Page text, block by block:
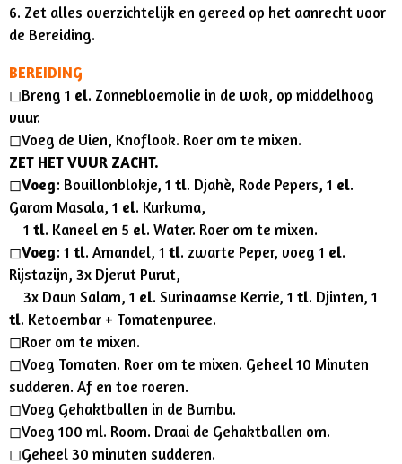
6. Zet alles overzichtelijk en gereed op het aanrecht voor
de Bereiding.
BEREIDING
◻︎Breng 1 el. Zonnebloemolie in de wok, op middelhoog
vuur.
◻︎Voeg de Uien, Knoflook. Roer om te mixen.
ZET HET VUUR ZACHT.
◻︎Voeg: Bouillonblokje, 1 tl. Djahè, Rode Pepers, 1 el.
Garam Masala, 1 el. Kurkuma,
1 tl. Kaneel en 5 el. Water. Roer om te mixen.
◻︎Voeg: 1 tl. Amandel, 1 tl. zwarte Peper, voeg 1 el.
Rijstazijn, 3x Djerut Purut,
3x Daun Salam, 1 el. Surinaamse Kerrie, 1 tl. Djinten, 1
tl. Ketoembar + Tomatenpuree.
◻︎Roer om te mixen.
◻︎Voeg Tomaten. Roer om te mixen. Geheel 10 Minuten
sudderen. Af en toe roeren.
◻︎Voeg Gehaktballen in de Bumbu.
◻︎Voeg 100 ml. Room. Draai de Gehaktballen om.
◻︎Geheel 30 minuten sudderen.